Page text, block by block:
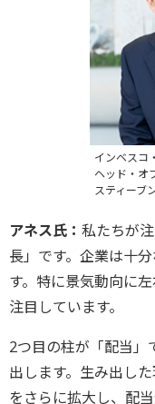
インベスコ
ヘッド・オ
スティーブ
アネス氏： 私たちが
長」です。企業は十
す。特に景気動向に
注目しています。
2つ目の柱が「配当」
出します。生み出し
をさらに拡大し、配